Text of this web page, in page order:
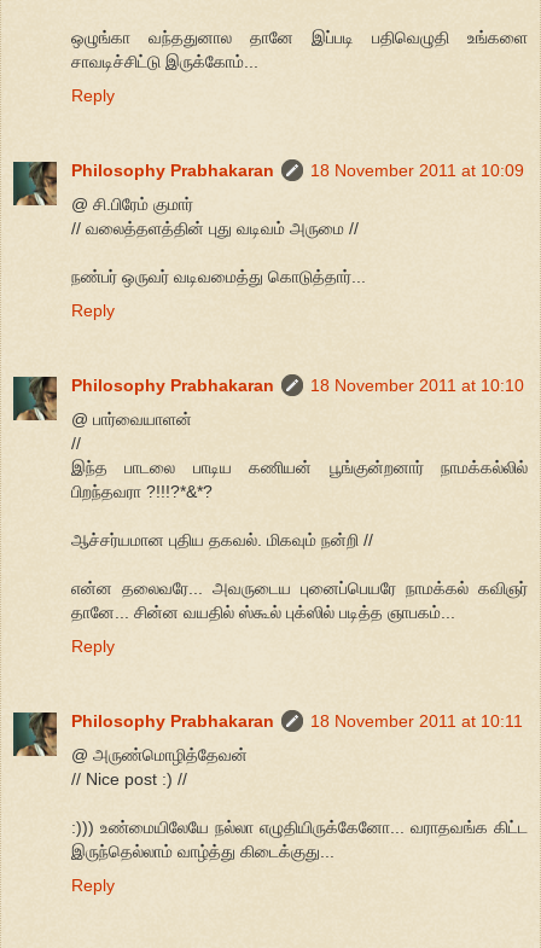
ஒழுங்கா வந்ததுனால தானே இப்படி பதிவெழுதி உங்களை
சாவடிச்சிட்டு இருக்கோம்...
Reply
Philosophy Prabhakaran
18 November 2011 at 10:09
@ சி.பிரேம் குமார்
// வலைத்தளத்தின் புது வடிவம் அருமை //
நண்பர் ஒருவர் வடிவமைத்து கொடுத்தார்...
Reply
Philosophy Prabhakaran
18 November 2011 at 10:10
@ பார்வையாளன்
//
இந்த பாடலை பாடிய கணியன் பூங்குன்றனார் நாமக்கல்லில்
பிறந்தவரா ?!!!?*&*?
ஆச்சர்யமான புதிய தகவல். மிகவும் நன்றி //
என்ன தலைவரே... அவருடைய புனைப்பெயரே நாமக்கல் கவிஞர்
தானே... சின்ன வயதில் ஸ்கூல் புக்ஸில் படித்த ஞாபகம்...
Reply
Philosophy Prabhakaran
18 November 2011 at 10:11
@ அருண்மொழித்தேவன்
// Nice post :) //
:))) உண்மையிலேயே நல்லா எழுதியிருக்கேனோ... வராதவங்க கிட்ட
இருந்தெல்லாம் வாழ்த்து கிடைக்குது...
Reply